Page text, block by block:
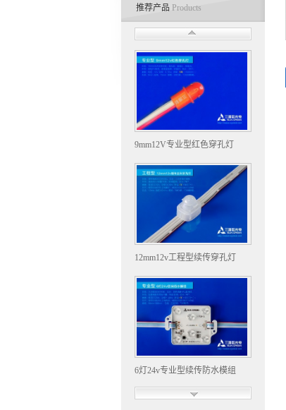
推荐产品 Products
9mm12V专业型红色穿孔灯
12mm12v工程型续传穿孔灯
6灯24v专业型续传防水模组